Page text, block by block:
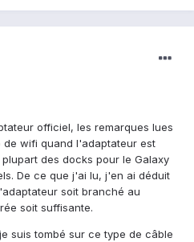
officiel, les remarques lues
wifi quand l'adaptateur est
des docks pour le Galaxy
De ce que j'ai lu, j'en ai déduit
soit branché au
soit suffisante.
suis tombé sur ce type de câble